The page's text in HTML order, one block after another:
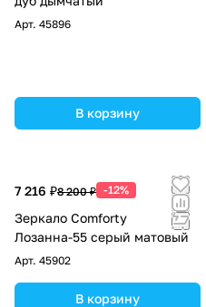
Арт. 45896
В корзину
7 216 ₽8 200 ₽ -12%
Зеркало Comforty
Лозанна-55 серый матовый
Арт. 45902
В корзину